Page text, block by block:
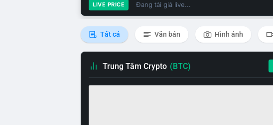
LIVE PRICE Đang tải giá live...
Tất cả Văn bản Hình ảnh
Trung Tâm Crypto (BTC)